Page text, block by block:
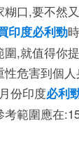
糊口,要不然
印度必利勁
,就值得你
性危害到個
份印度必利
範圍應在